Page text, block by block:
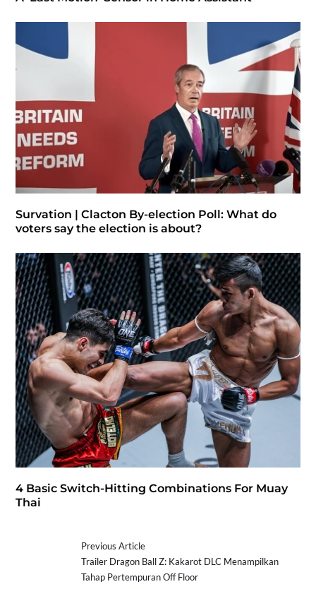
Survation | Clacton By-election Poll: What do
voters say the election is about?
4 Basic Switch-Hitting Combinations For Muay
Thai
Previous Article
Trailer Dragon Ball Z: Kakarot DLC Menampilkan
Tahap Pertempuran Off Floor